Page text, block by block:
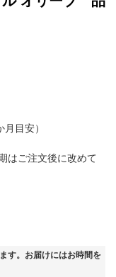
目安）
はご注文後に改めて
す。お届けにはお時間を